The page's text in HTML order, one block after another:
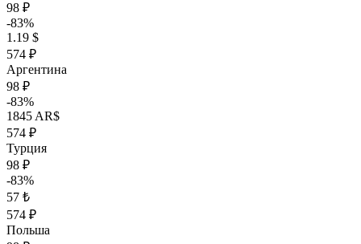
98 ₽
-83%
1.19 $
574 ₽
Аргентина
98 ₽
-83%
1845 AR$
574 ₽
Турция
98 ₽
-83%
57 ₺
574 ₽
Польша